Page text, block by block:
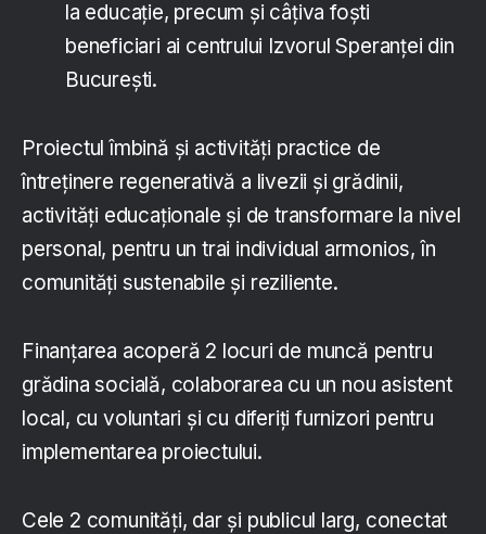
la educație, precum și câțiva foști
beneficiari ai centrului Izvorul Speranței din
București.
Proiectul îmbină și activități practice de
întreținere regenerativă a livezii și grădinii,
activități educaționale și de transformare la nivel
personal, pentru un trai individual armonios, în
comunități sustenabile și reziliente.
Finanțarea acoperă 2 locuri de muncă pentru
grădina socială, colaborarea cu un nou asistent
local, cu voluntari și cu diferiți furnizori pentru
implementarea proiectului.
Cele 2 comunități, dar și publicul larg, conectat